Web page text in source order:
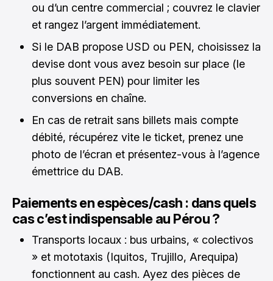
ou d’un centre commercial ; couvrez le clavier
et rangez l’argent immédiatement.
Si le DAB propose USD ou PEN, choisissez la
devise dont vous avez besoin sur place (le
plus souvent PEN) pour limiter les
conversions en chaîne.
En cas de retrait sans billets mais compte
débité, récupérez vite le ticket, prenez une
photo de l’écran et présentez-vous à l’agence
émettrice du DAB.
Paiements en espèces/cash : dans quels
cas c’est indispensable au Pérou ?
Transports locaux : bus urbains, « colectivos
» et mototaxis (Iquitos, Trujillo, Arequipa)
fonctionnent au cash. Ayez des pièces de